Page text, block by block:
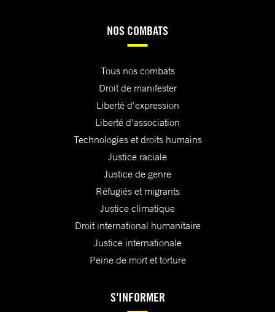
NOS COMBATS
Tous nos combats
Droit de manifester
Liberté d'expression
Liberté d'association
Technologies et droits humains
Justice raciale
Justice de genre
Réfugiés et migrants
Justice climatique
Droit international humanitaire
Justice internationale
Peine de mort et torture
S'INFORMER